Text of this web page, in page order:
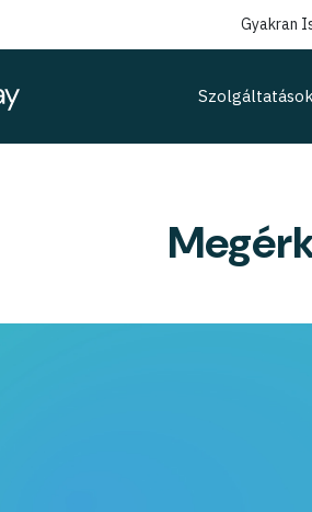
Gyakran
Szolgáltatások